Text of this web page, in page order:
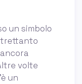
un simbolo
volte
un